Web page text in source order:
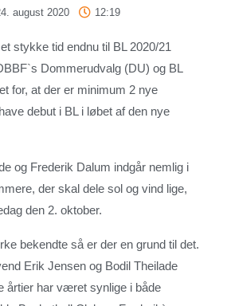
august 2020 12:19
stykke tid endnu til BL 2020/21
Dommerudvalg (DU) og BL
for, at der er minimum 2 nye
debut i BL i løbet af den nye
og Frederik Dalum indgår nemlig i
der skal dele sol og vind lige,
den 2. oktober.
bekendte så er der en grund til det.
Erik Jensen og Bodil Theilade
årtier har været synlige i både